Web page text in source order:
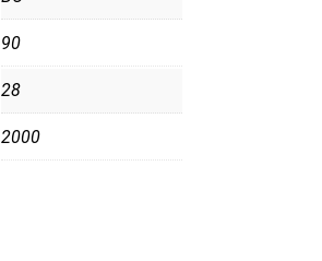
90
28
2000